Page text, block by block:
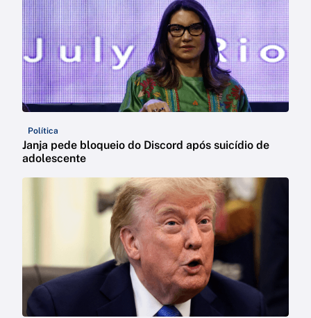
Política
Janja pede bloqueio do Discord após suicídio de
adolescente